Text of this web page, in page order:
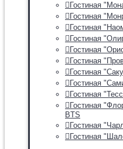
Гостиная
Гостиная
Гостиная
Гостиная
Гостиная
Гостиная
Гостиная
Гостиная
Гостиная
Гостиная
BTS
Гостиная
Гостиная